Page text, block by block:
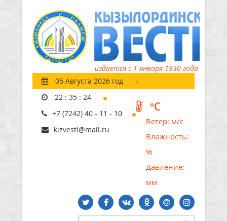
издается с 1 января 1930 года
05 Августа 2026 год
22 : 35 : 25
+7 (7242) 40 - 11 - 10
kizvesti@mail.ru
°C
Ветер: м/с
Влажность:
%
Давление:
мм